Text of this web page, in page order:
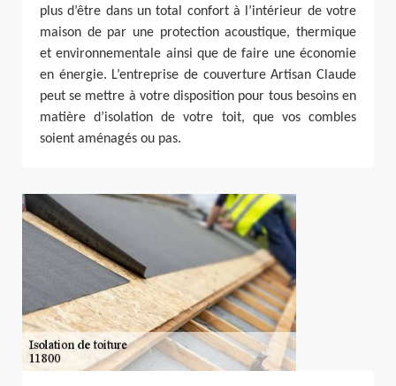
plus d’être dans un total confort à l’intérieur de votre
maison de par une protection acoustique, thermique
et environnementale ainsi que de faire une économie
en énergie. L’entreprise de couverture Artisan Claude
peut se mettre à votre disposition pour tous besoins en
matière d’isolation de votre toit, que vos combles
soient aménagés ou pas.